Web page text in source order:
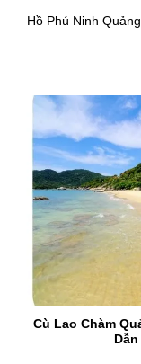
Hồ Phú Ninh
Cù Lao Chàm